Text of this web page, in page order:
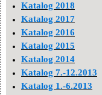
Katalog 2018
Katalog 2017
Katalog 2016
Katalog 2015
Katalog 2014
Katalog 7.-12.2013
Katalog 1.-6.2013